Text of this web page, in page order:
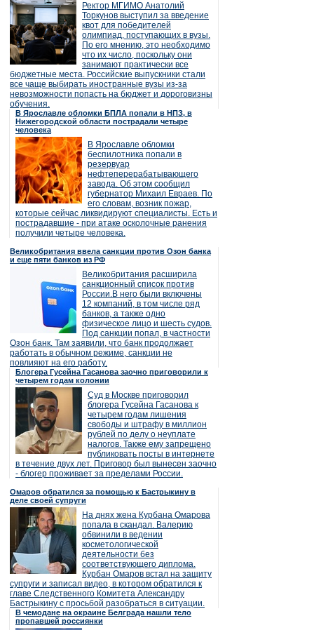
Ректор МГИМО Анатолий
Торкунов выступил за введение
квот для победителей
олимпиад, поступающих в вузы.
По его мнению, это необходимо
что их число, поскольку они
занимают практически все
бюджетные места. Российские выпускники стали
все чаще выбирать иностранные вузы из-за
невозможности попасть на бюджет и дороговизны
обучения.
В Ярославле обломки БПЛА попали в НПЗ, в
Нижегородской области пострадали четыре
человека
В Ярославле обломки
беспилотника попали в
резервуар
нефтеперерабатывающего
завода. Об этом сообщил
губернатор Михаил Евраев. По
его словам, возник пожар,
которые сейчас ликвидируют специалисты. Есть и
пострадавшие - при атаке осколочные ранения
получили четыре человека.
Великобритания ввела санкции против Озон банка
и еще пяти банков из РФ
Великобритания расширила
санкционный список против
России.В него были включены
12 компаний, в том числе ряд
банков, а также одно
физическое лицо и шесть судов.
Под санкции попал, в частности
Озон банк. Там заявили, что банк продолжает
работать в обычном режиме, санкции не
повлияют на его работу.
Блогера Гусейна Гасанова заочно приговорили к
четырем годам колонии
Суд в Москве приговорил
блогера Гусейна Гасанова к
четырем годам лишения
свободы и штрафу в миллион
рублей по делу о неуплате
налогов. Также ему запрещено
публиковать посты в интернете
в течение двух лет. Приговор был вынесен заочно
- блогер проживает за пределами России.
Омаров обратился за помощью к Бастрыкину в
деле своей супруги
На днях жена Курбана Омарова
попала в скандал. Валерию
обвинили в ведении
косметологической
деятельности без
соответствующего диплома.
Курбан Омаров встал на защиту
супруги и записал видео, в котором обратился к
главе Следственного Комитета Александру
Бастрыкину с просьбой разобраться в ситуации.
В чемодане на окраине Белграда нашли тело
пропавшей россиянки